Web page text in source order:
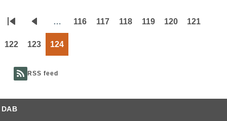
Seitennummerierung
Seite Seite
… 116 117 118 119 120 121
122 123 124
RSS feed
DAB